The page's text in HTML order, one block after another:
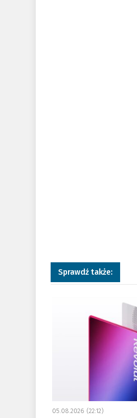
Sprawdź także:
05.08.2026 (22:12)